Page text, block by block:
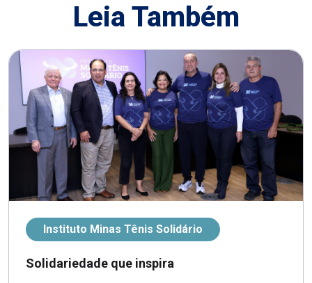
Leia Também
Instituto Minas Tênis Solidário
Solidariedade que inspira